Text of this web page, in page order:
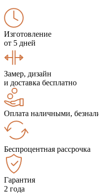
Изготовление
от 5 дней
Замер, дизайн
и доставка бесплатно
Оплата наличными,
Беспроцентная рассрочка
Гарантия
2 года